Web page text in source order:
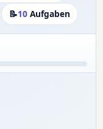
📝10 Aufgaben